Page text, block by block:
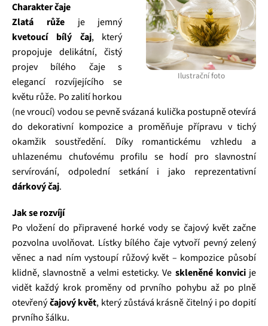
Ilustrační foto
Charakter čaje
Zlatá růžeje jemný
kvetoucí bílý čaj, který
propojuje delikátní, čistý
projev bílého čaje s
elegancí rozvíjejícího se
květu růže. Po zalití horkou
(ne vroucí) vodou se pevně svázaná kulička postupně otevírá
do dekorativní kompozice a proměňuje přípravu v tichý
okamžik soustředění. Díky romantickému vzhledu a
uhlazenému chuťovému profilu se hodí pro slavnostní
servírování, odpolední setkání i jako reprezentativní
dárkový čaj.
Jak se rozvíjí
Po vložení do připravené horké vody se čajový květ začne
pozvolna uvolňovat. Lístky bílého čaje vytvoří pevný zelený
věnec a nad ním vystoupí růžový květ – kompozice působí
klidně, slavnostně a velmi esteticky. Ve skleněné konvicije
vidět každý krok proměny od prvního pohybu až po plně
otevřenýčajový květ, který zůstává krásně čitelný i po dopití
prvního šálku.